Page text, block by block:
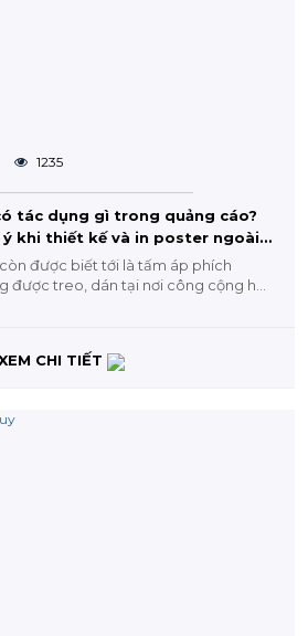
1235
tác dụng gì trong quảng cáo?
ý khi thiết kế và in poster ngoài
được biết tới là tấm áp phích
được treo, dán tại nơi công cộng hay
CHI TIẾT